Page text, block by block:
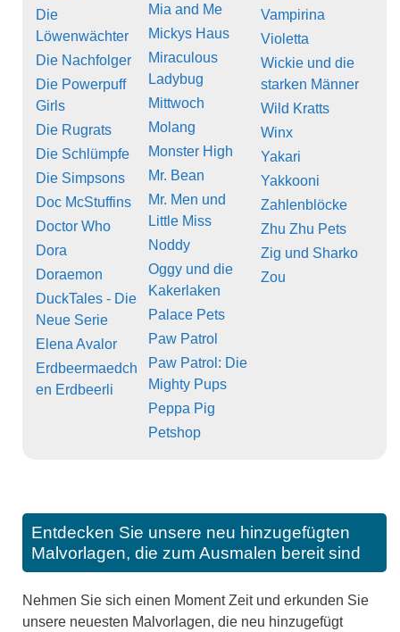
Die
Löwenwächter
Die Nachfolger
Die Powerpuff
Girls
Die Rugrats
Die Schlümpfe
Die Simpsons
Doc McStuffins
Doctor Who
Dora
Doraemon
DuckTales - Die
Neue Serie
Elena Avalor
Erdbeermaedch
en Erdbeerli
Mia and Me
Mickys Haus
Miraculous
Ladybug
Mittwoch
Molang
Monster High
Mr. Bean
Mr. Men und
Little Miss
Noddy
Oggy und die
Kakerlaken
Palace Pets
Paw Patrol
Paw Patrol: Die
Mighty Pups
Peppa Pig
Petshop
Vampirina
Violetta
Wickie und die
starken Männer
Wild Kratts
Winx
Yakari
Yakkooni
Zahlenblöcke
Zhu Zhu Pets
Zig und Sharko
Zou
Entdecken Sie unsere neu hinzugefügten
Malvorlagen, die zum Ausmalen bereit sind
Nehmen Sie sich einen Moment Zeit und erkunden Sie
unsere neuesten Malvorlagen, die neu hinzugefügt